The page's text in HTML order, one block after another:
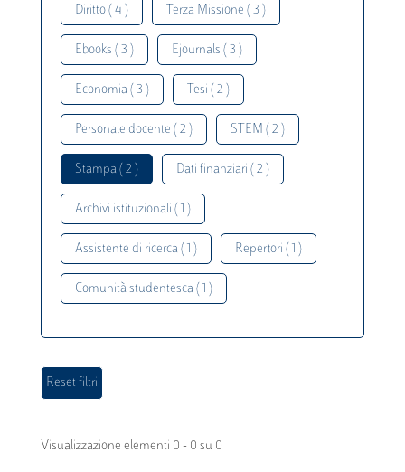
Diritto ( 4 ) Terza Missione ( 3 )
Ebooks ( 3 ) Ejournals ( 3 )
Economia ( 3 ) Tesi ( 2 )
Personale docente ( 2 ) STEM ( 2 )
Stampa ( 2 ) Dati finanziari ( 2 )
Archivi istituzionali ( 1 )
Assistente di ricerca ( 1 ) Repertori ( 1 )
Comunità studentesca ( 1 )
Visualizzazione elementi 0 - 0 su 0